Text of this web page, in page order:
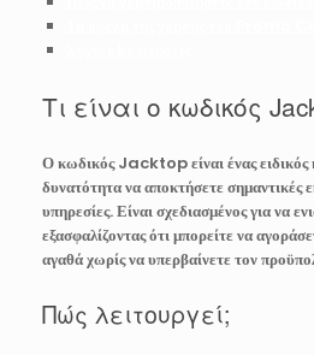
Τι είναι ο κωδικός
Οκωδικός Jacktopείναι ένας
δυνατότητα να αποκτήσετε σημαντικές
υπηρεσίες. Είναι σχεδιασμένος για να
εξασφαλίζοντας ότι μπορείτε να
αγαθά χωρίς να υπερβαίνετε τον
Πώς λειτουργεί;